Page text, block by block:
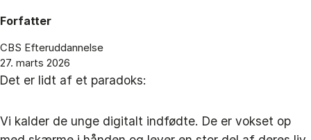
Forfatter
CBS Efteruddannelse
27. marts 2026
Det er lidt af et paradoks:
Vi kalder de unge digitalt indfødte. De er vokset op